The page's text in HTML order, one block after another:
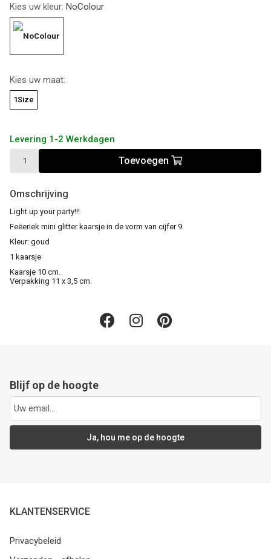
CADEAUBON
Kies uw kleur: NoColour
Kies uw maat:
1Size
Levering 1-2 Werkdagen
Toevoegen
Omschrijving
Light up your party!!!
Feëeriek mini glitter kaarsje in de vorm van cijfer 9.
Kleur: goud
1 kaarsje
Kaarsje 10 cm.
Verpakking 11 x 3,5 cm.
Blijf op de hoogte
Ja, hou me op de hoogte
KLANTENSERVICE
Privacybeleid